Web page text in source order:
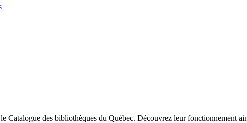
des bibliothèques du Québec. Découvrez leur fonctionnement